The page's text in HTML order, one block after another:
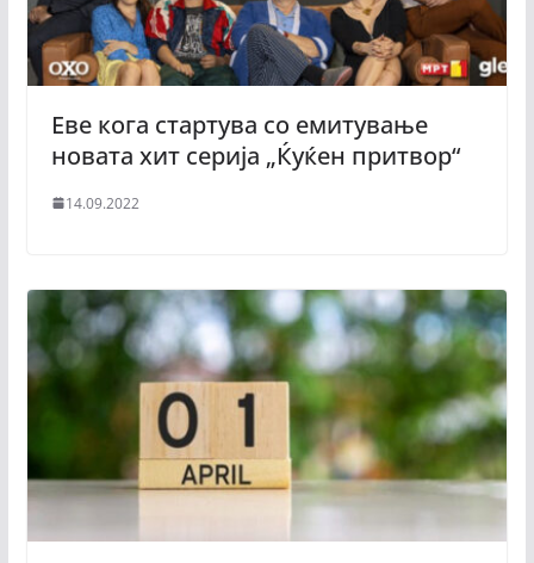
Еве кога стартува со емитување
новата хит серија „Ќуќен притвор“
14.09.2022